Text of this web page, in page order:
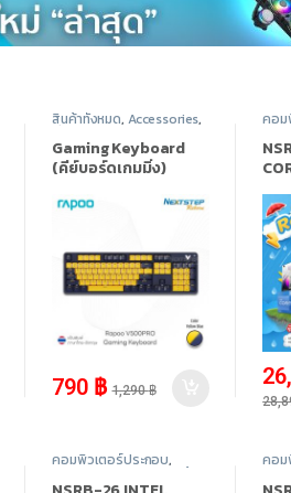
สินค้าทั้งหมด, Accessories,
คีย์บอร์ด (Keyboard)
Gaming Keyboard
(คีย์บอร์ดเกมมิ่ง)
Yellow Blue Color
-39%
790 ฿ 1,290฿
คอม
ทั้งห
-
คอมพิวเตอร์ประกอบ,
สินค้า
ทั้งหมด
คอม